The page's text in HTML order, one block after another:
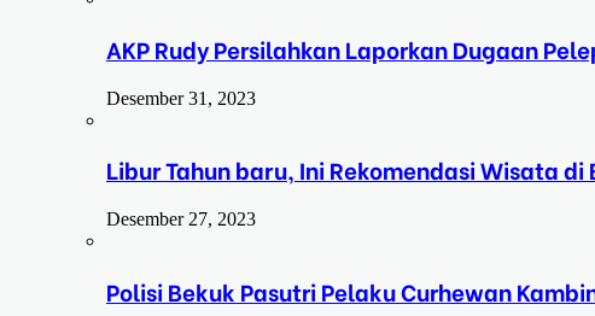
AKP Rudy Persilahkan Laporkan Dugaan
Desember 31, 2023
Libur Tahun baru, Ini Rekomendasi Wisata
Desember 27, 2023
Polisi Bekuk Pasutri Pelaku Curhewan